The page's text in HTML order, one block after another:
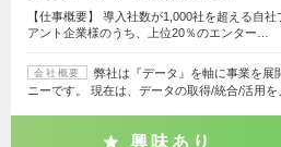
【仕事概要】 導入社数が1,000社を超える自
アント企業様のうち、上位20％のエンター…
会社概要
弊社は『データ』を軸に事業を展
ニーです。 現在は、データの取得/統合/活用
興味あり